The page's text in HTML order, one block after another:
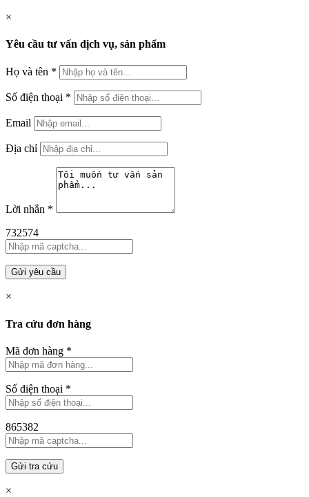
×
Yêu cầu tư vấn dịch vụ, sản phẩm
Họ và tên *
Số điện thoại *
Email
Địa chỉ
Lời nhắn *
732574
Gửi yêu cầu
×
Tra cứu đơn hàng
Mã đơn hàng *
Số điện thoại *
865382
Gửi tra cứu
×